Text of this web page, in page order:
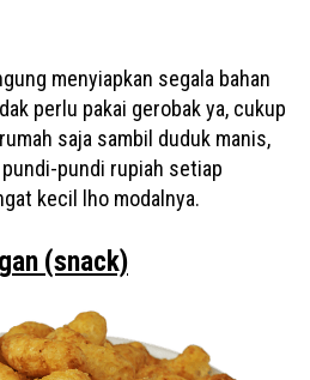
menyiapkan segala bahan
perlu pakai gerobak ya, cukup
saja sambil duduk manis,
pundi rupiah setiap
kecil lho modalnya.
(snack)